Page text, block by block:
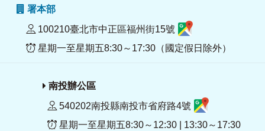
署本部
100210臺北市中正區福州街15號
星期一至星期五8:30～17:30（國定假日除外）
南投辦公區
540202南投縣南投市省府路4號
星期一至星期五8:30～12:30 | 13:30～17:30